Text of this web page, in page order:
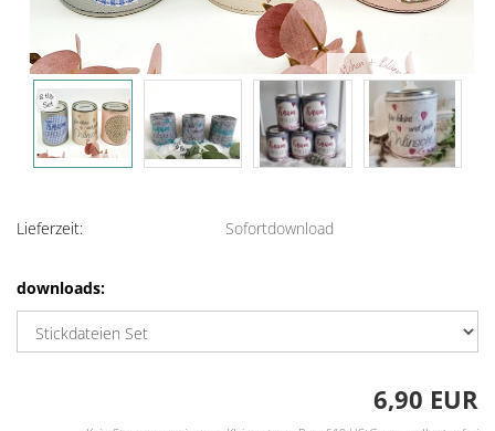
Lieferzeit: Sofortdownload
downloads:
6,90 EUR